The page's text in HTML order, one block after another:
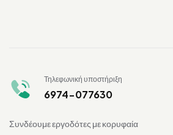
Τηλεφωνική υποστήριξη
6974-077630
Συνδέουμε εργοδότες με κορυφαία